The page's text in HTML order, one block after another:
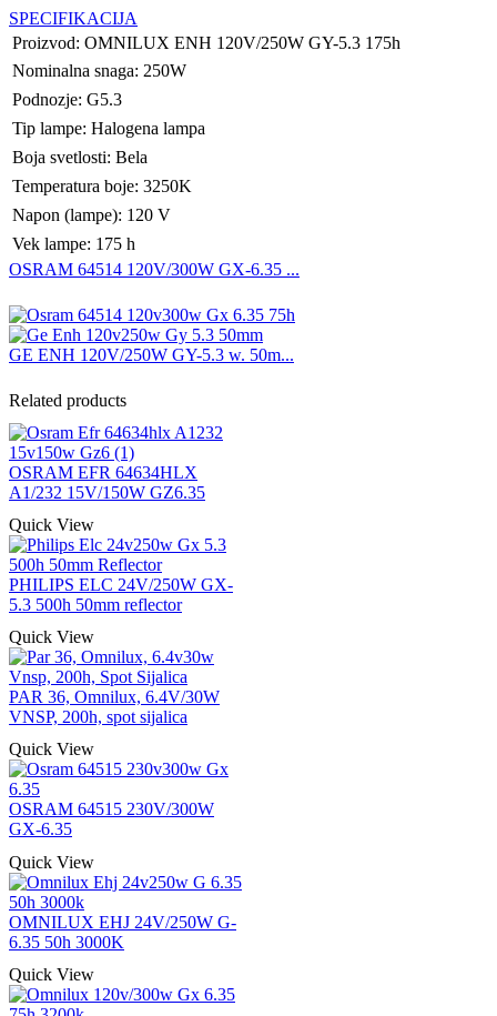
SPECIFIKACIJA
Proizvod: OMNILUX ENH 120V/250W GY-5.3 175h
Nominalna snaga: 250W
Podnozje: G5.3
Tip lampe: Halogena lampa
Boja svetlosti: Bela
Temperatura boje: 3250K
Napon (lampe): 120 V
Vek lampe: 175 h
OSRAM 64514 120V/300W GX-6.35 ...
GE ENH 120V/250W GY-5.3 w. 50m...
Related products
OSRAM EFR 64634HLX
A1/232 15V/150W GZ6.35
Quick View
PHILIPS ELC 24V/250W GX-
5.3 500h 50mm reflector
Quick View
PAR 36, Omnilux, 6.4V/30W
VNSP, 200h, spot sijalica
Quick View
OSRAM 64515 230V/300W
GX-6.35
Quick View
OMNILUX EHJ 24V/250W G-
6.35 50h 3000K
Quick View